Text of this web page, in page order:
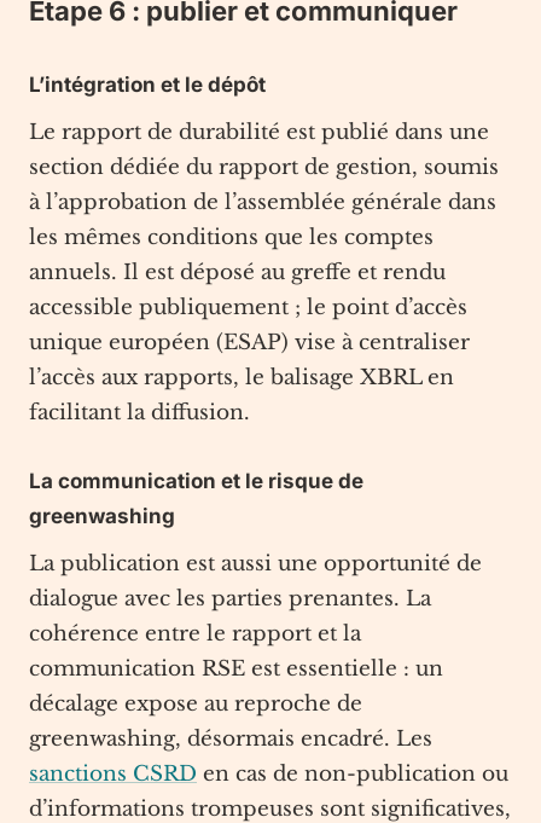
Étape 6 : publier et communiquer
L’intégration et le dépôt
Le rapport de durabilité est publié dans une
section dédiée du rapport de gestion, soumis
à l’approbation de l’assemblée générale dans
les mêmes conditions que les comptes
annuels. Il est déposé au greffe et rendu
accessible publiquement ; le point d’accès
unique européen (ESAP) vise à centraliser
l’accès aux rapports, le balisage XBRL en
facilitant la diffusion.
La communication et le risque de
greenwashing
La publication est aussi une opportunité de
dialogue avec les parties prenantes. La
cohérence entre le rapport et la
communication RSE est essentielle : un
décalage expose au reproche de
greenwashing, désormais encadré. Les
sanctions CSRD en cas de non-publication ou
d’informations trompeuses sont significatives,